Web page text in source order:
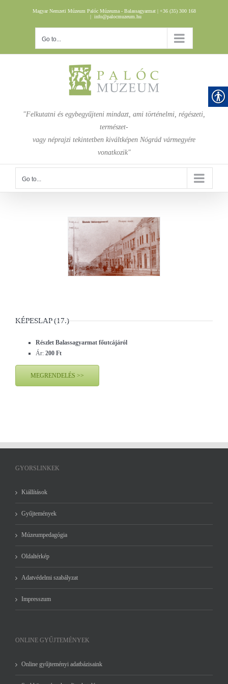
Magyar Nemzeti Múzeum Palóc Múzeuma - Balassagyarmat | +36 (35) 300 168
| info@palocmuzeum.hu
Go to...
"Felkutatni és egybegyűjteni mindazt, ami történelmi, régészeti,
természet-
vagy néprajzi tekintetben kiváltképen Nógrád vármegyére
vonatkozik"
Go to...
KÉPESLAP (17.)
Részlet Balassagyarmat főutcájáról
Ár: 200 Ft
MEGRENDELÉS >>
GYORSLINKEK
Kiállítások
Gyűjtemények
Múzeumpedagógia
Oldaltérkép
Adatvédelmi szabályzat
Impresszum
ONLINE GYŰJTEMÉNYEK
Online gyűjteményi adatbázisaink